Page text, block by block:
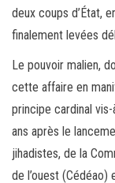
deux coups d’État,
finalement levées
Le pouvoir malien,
cette affaire en
principe cardinal
ans après le
jihadistes, de la
de l’ouest